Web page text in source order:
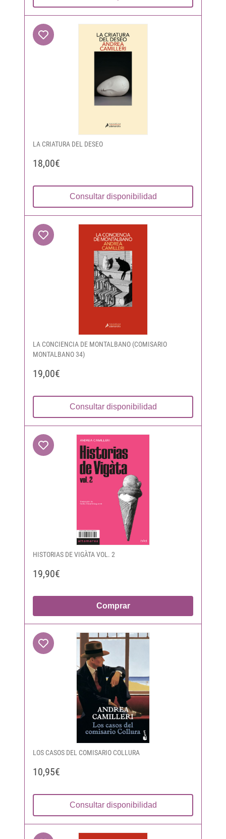
LA CRIATURA DEL DESEO
18,00€
Consultar disponibilidad
LA CONCIENCIA DE MONTALBANO (COMISARIO
MONTALBANO 34)
19,00€
Consultar disponibilidad
HISTORIAS DE VIGÀTA VOL. 2
19,90€
Comprar
LOS CASOS DEL COMISARIO COLLURA
10,95€
Consultar disponibilidad